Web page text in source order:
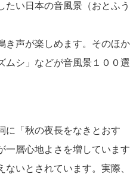
い日本の音風景（おとふ
声が楽しめます。そのほ
シ」などが音風景１００
に「秋の夜長をなきとおす
層心地よさを増しています
いとされています。実際